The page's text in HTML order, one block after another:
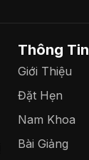
Thông Tin
Giới Thiệu
Đặt Hẹn
Nam Khoa
Bài Giảng